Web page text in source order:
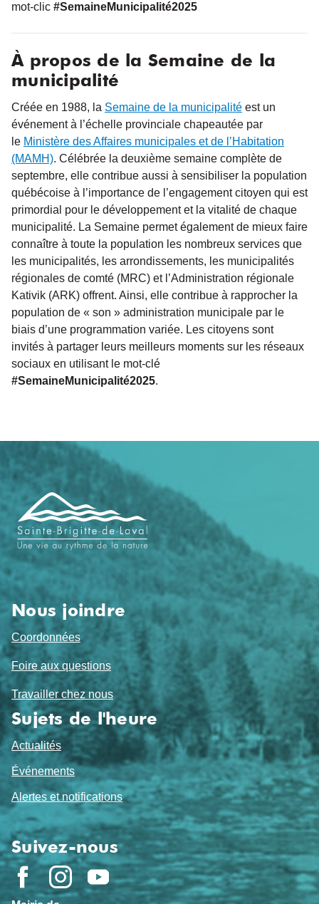
mot-clic #SemaineMunicipalité2025
À propos de la Semaine de la
municipalité
Créée en 1988, la Semaine de la municipalité est un
événement à l’échelle provinciale chapeautée par
le Ministère des Affaires municipales et de l’Habitation
(MAMH). Célébrée la deuxième semaine complète de
septembre, elle contribue aussi à sensibiliser la population
québécoise à l’importance de l’engagement citoyen qui est
primordial pour le développement et la vitalité de chaque
municipalité. La Semaine permet également de mieux faire
connaître à toute la population les nombreux services que
les municipalités, les arrondissements, les municipalités
régionales de comté (MRC) et l’Administration régionale
Kativik (ARK) offrent. Ainsi, elle contribue à rapprocher la
population de « son » administration municipale par le
biais d’une programmation variée. Les citoyens sont
invités à partager leurs meilleurs moments sur les réseaux
sociaux en utilisant le mot-clé
#SemaineMunicipalité2025.
Navigation
de
pied
de
page
Nous joindre
Coordonnées
Foire aux questions
Travailler chez nous
Sujets de l'heure
Actualités
Événements
Alertes et notifications
Suivez-nous